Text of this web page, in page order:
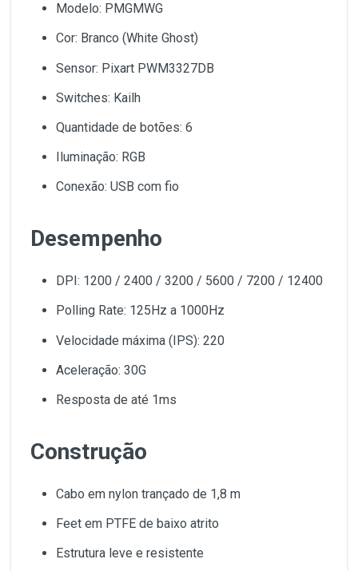
Modelo: PMGMWG
Cor: Branco (White Ghost)
Sensor: Pixart PWM3327DB
Switches: Kailh
Quantidade de botões: 6
Iluminação: RGB
Conexão: USB com fio
Desempenho
DPI: 1200 / 2400 / 3200 / 5600 / 7200 / 12400
Polling Rate: 125Hz a 1000Hz
Velocidade máxima (IPS): 220
Aceleração: 30G
Resposta de até 1ms
Construção
Cabo em nylon trançado de 1,8 m
Feet em PTFE de baixo atrito
Estrutura leve e resistente